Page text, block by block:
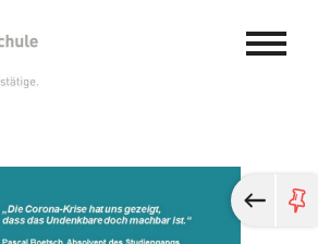
Kalaidos Fachhochschule Schweiz